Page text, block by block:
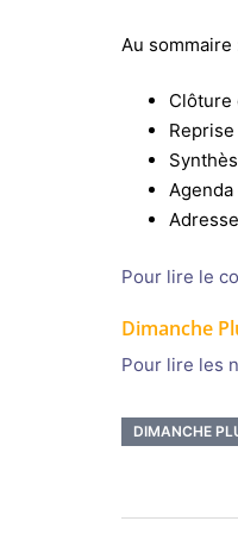
Au sommaire
Clôture
Pour lire le
Dimanche
Pour lire les
DIMANCHE